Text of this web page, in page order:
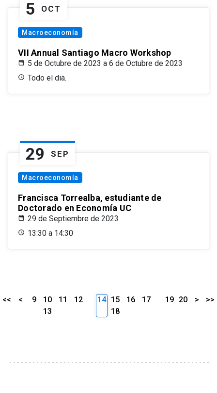
5 OCT
Macroeconomía
VII Annual Santiago Macro Workshop
5 de Octubre de 2023 a 6 de Octubre de 2023
Todo el dia.
29 SEP
Macroeconomía
Francisca Torrealba, estudiante de
Doctorado en Economía UC
29 de Septiembre de 2023
13:30 a 14:30
<< < 9 10 11
12
13
14 15 16
17
18
19 20 > >>